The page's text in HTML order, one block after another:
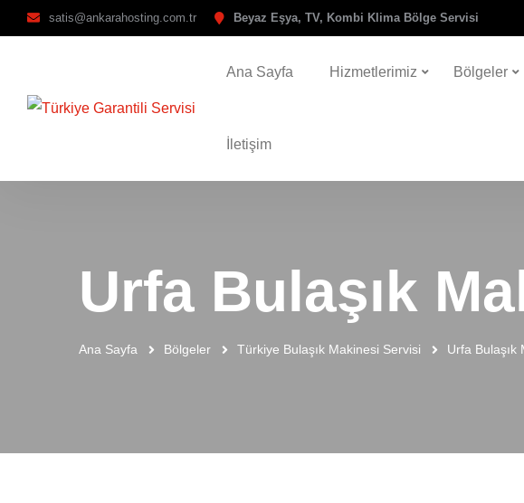
satis@ankarahosting.com.tr Beyaz Eşya, TV, Kombi Klima Bölge Servisi
Ana Sayfa Hizmetlerimiz Bölgeler
İletişim
Urfa Bulaşık
Ana Sayfa Bölgeler Türkiye Bulaşık Makinesi Servisi Urfa Bulaşık